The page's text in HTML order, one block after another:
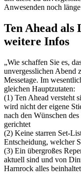
Anwesenden noch
Ten Ahead
weitere Infos
„Wie schaffen Sie es,
unvergesslichen Abend
Messetage. Im
gleichen Hauptzutaten:
(1) Ten Ahead versteht
wird nicht der eigene
nach den Wünschen
gerichtet
(2) Keine starren Set-
Entscheidung, welcher
(3) Ein übergroßes
aktuell sind und von
Harnrock alles